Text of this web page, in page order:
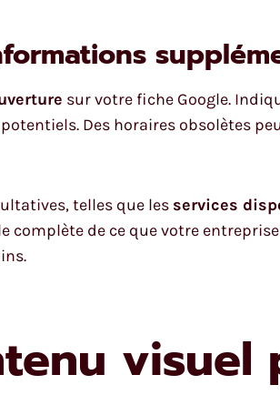
sur votre fiche Google.
Des horaires obsolètes
telles que les services
complète de ce que votre
visuel